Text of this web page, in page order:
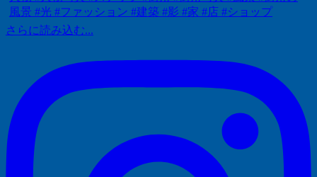
さらに読み込む...